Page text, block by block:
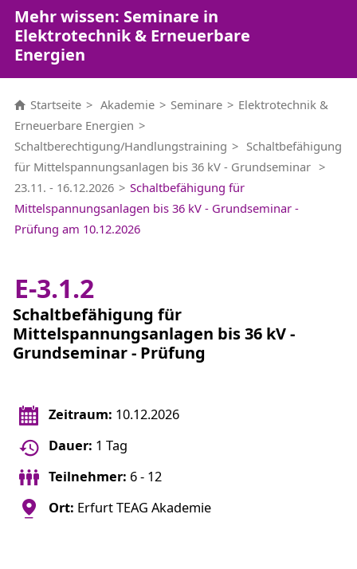
Mehr wissen: Seminare in
Elektrotechnik & Erneuerbare
Energien
Startseite Akademie Seminare
Elektrotechnik &
Erneuerbare Energien
Schaltberechtigung/Handlungstraining
Schaltbefähigung
für Mittelspannungsanlagen bis 36 kV - Grundseminar
23.11. - 16.12.2026
Schaltbefähigung für
Mittelspannungsanlagen bis 36 kV - Grundseminar -
Prüfung am 10.12.2026
E-3.1.2
Schaltbefähigung für
Mittelspannungsanlagen bis 36 kV -
Grundseminar - Prüfung
Zeitraum: 10.12.2026
Dauer: 1 Tag
Teilnehmer: 6 - 12
Ort: Erfurt TEAG Akademie